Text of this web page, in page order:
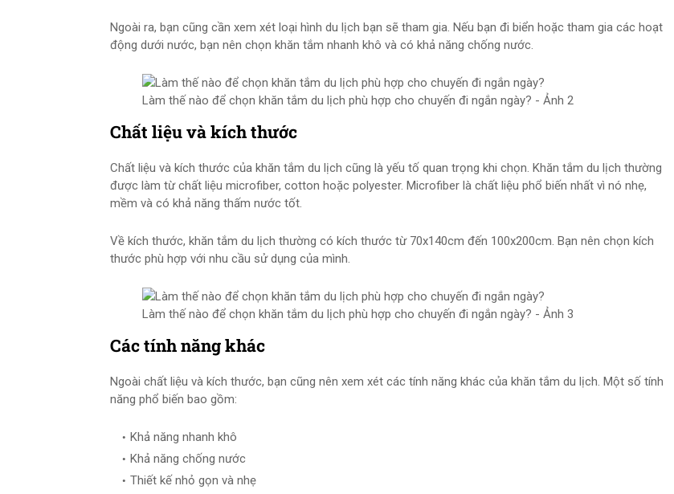
Ngoài ra, bạn cũng cần xem xét loại hình du lịch bạn sẽ tham gia. Nếu bạn đi biển hoặc tham gia các hoạt
động dưới nước, bạn nên chọn khăn tắm nhanh khô và có khả năng chống nước.
Làm thế nào để chọn khăn tắm du lịch phù hợp cho chuyến đi ngắn ngày? - Ảnh 2
Chất liệu và kích thước
Chất liệu và kích thước của khăn tắm du lịch cũng là yếu tố quan trọng khi chọn. Khăn tắm du lịch thường
được làm từ chất liệu microfiber, cotton hoặc polyester. Microfiber là chất liệu phổ biến nhất vì nó nhẹ,
mềm và có khả năng thấm nước tốt.
Về kích thước, khăn tắm du lịch thường có kích thước từ 70x140cm đến 100x200cm. Bạn nên chọn kích
thước phù hợp với nhu cầu sử dụng của mình.
Làm thế nào để chọn khăn tắm du lịch phù hợp cho chuyến đi ngắn ngày? - Ảnh 3
Các tính năng khác
Ngoài chất liệu và kích thước, bạn cũng nên xem xét các tính năng khác của khăn tắm du lịch. Một số tính
năng phổ biến bao gồm:
Khả năng nhanh khô
Khả năng chống nước
Thiết kế nhỏ gọn và nhẹ